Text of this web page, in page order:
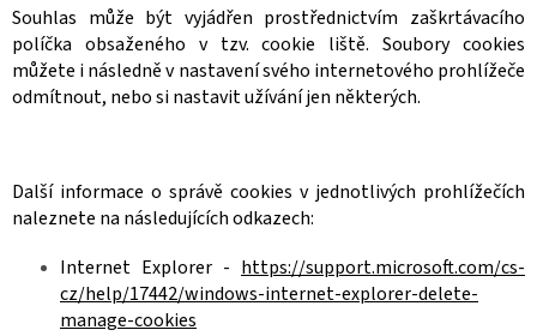
Souhlas může být vyjádřen prostřednictvím zaškrtávacího
políčka obsaženého v tzv. cookie liště. Soubory cookies
můžete i následně v nastavení svého internetového prohlížeče
odmítnout, nebo si nastavit užívání jen některých.
Další informace o správě cookies v jednotlivých prohlížečích
naleznete na následujících odkazech:
Internet Explorer - https://support.microsoft.com/cs-
cz/help/17442/windows-internet-explorer-delete-
manage-cookies